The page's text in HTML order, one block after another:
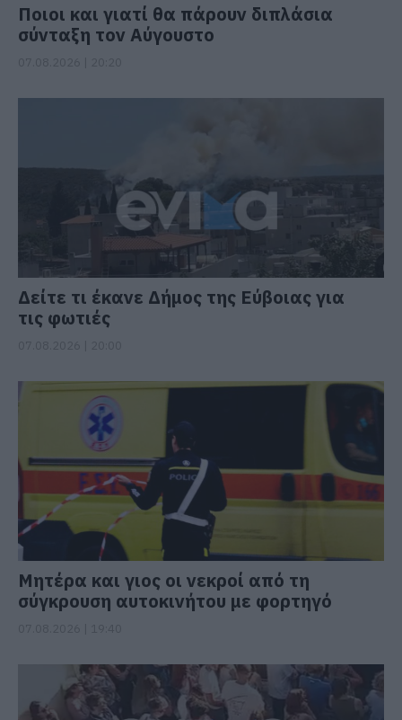
Ποιοι και γιατί θα πάρουν διπλάσια
σύνταξη τον Αύγουστο
Δείτε τι έκανε Δήμος της Εύβοιας για
τις φωτιές
Μητέρα και γιος οι νεκροί από τη
σύγκρουση αυτοκινήτου με φορτηγό